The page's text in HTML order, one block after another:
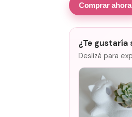
Comprar ahora
¿Te gustaría
Deslizá para